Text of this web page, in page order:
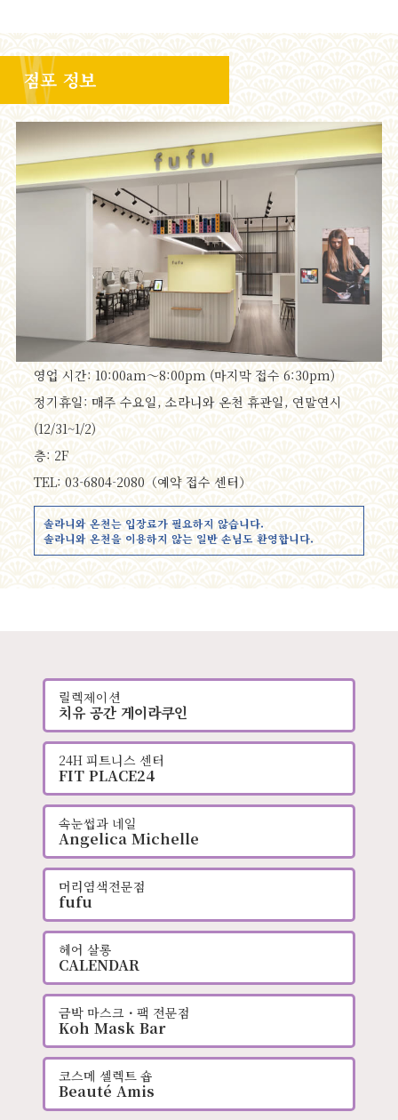
점포 정보
영업 시간: 10:00am～8:00pm (마지막 접수 6:30pm)
정기휴일: 매주 수요일, 소라니와 온천 휴관일, 연말연시
(12/31~1/2)
층: 2F
TEL: 03-6804-2080（예약 접수 센터）
솔라니와 온천는 입장료가 필요하지 않습니다.
솔라니와 온천을 이용하지 않는 일반 손님도 환영합니다.
릴렉제이션
치유 공간 게이라쿠인
24H 피트니스 센터
FIT PLACE24
속눈썹과 네일
Angelica Michelle
머리염색전문점
fufu
헤어 살롱
CALENDAR
금박 마스크・팩 전문점
Koh Mask Bar
코스메 셀렉트 숍
Beauté Amis